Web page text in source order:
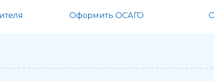
Оформить ОСАГО